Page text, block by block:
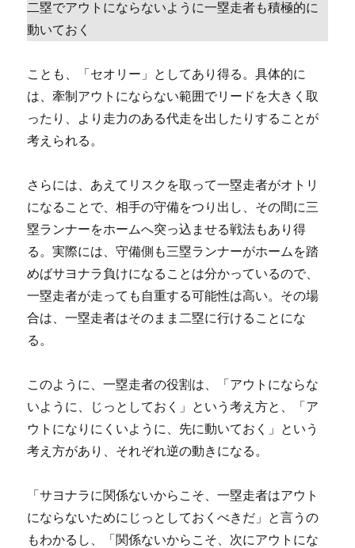
二塁でアウトにならないように一塁走者も積極的に
動いておく
ことも、「セオリー」としてあり得る。具体的に
は、牽制アウトにならない範囲でリードを大きく取
ったり、より走力のある代走を出したりすることが
考えられる。
さらには、あえてリスクを取って一塁走者がオトリ
になることで、相手の守備をつり出し、その間に三
塁ランナーをホームへ突っ込ませる戦法もあり得
る。実際には、守備側も三塁ランナーがホームを踏
めばサヨナラ負けになることは分かっているので、
一塁走者が走っても自重する可能性は高い。その場
合は、一塁走者はそのまま二塁に行けることにな
る。
このように、一塁走者の役割は、「アウトにならな
いように、じっとしておく」という考え方と、「ア
ウトになりにくいように、先に動いておく」という
考え方があり、それぞれ逆の動きになる。
「サヨナラに関係ないからこそ、一塁走者はアウト
にならないためにじっとしておくべきだ」と言うの
もわかるし、「関係ないからこそ、次にアウトにな